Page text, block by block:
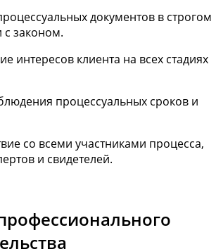
документов в строгом
с законом.
интересов клиента на всех стадиях
процессуальных сроков и
со всеми участниками процесса,
и свидетелей.